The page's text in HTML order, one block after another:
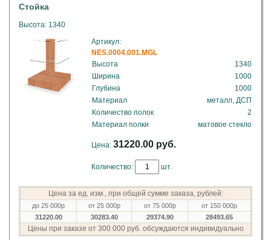
Стойка
Высота: 1340
Артикул:
NES.0004.001.MGL
Высота
1340
Ширина
1000
Глубина
1000
Материал
металл, ДСП
Количество полок
2
Материал полки
матовое стекло
Цена: 31220.00 руб.
Количество: шт.
Цена за ед. изм., при общей сумме заказа, рублей:
до 25 000р от 25 000р от 75 000р
от 150 000р
31220.00
30283.40 29374.90 28493.65
Цены при заказе от 300 000 руб. обсуждаются индивидуально